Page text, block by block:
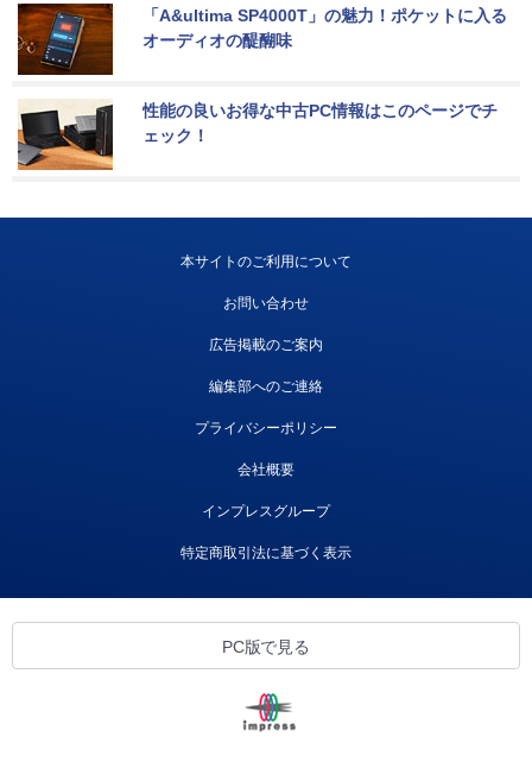
「A&ultima SP4000T」の魅力！ポケットに入る
オーディオの醍醐味
性能の良いお得な中古PC情報はこのページでチ
ェック！
本サイトのご利用について
お問い合わせ
広告掲載のご案内
編集部へのご連絡
プライバシーポリシー
会社概要
インプレスグループ
特定商取引法に基づく表示
PC版で見る